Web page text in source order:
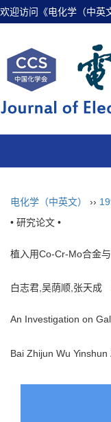
欢迎访问《电化学（中英
电化学（中英文） ››
• 研究论文 •
植入用Co-Cr-Mo合金
白志君,吴荫顺,张天成
An Investigation on
Bai Zhijun Wu